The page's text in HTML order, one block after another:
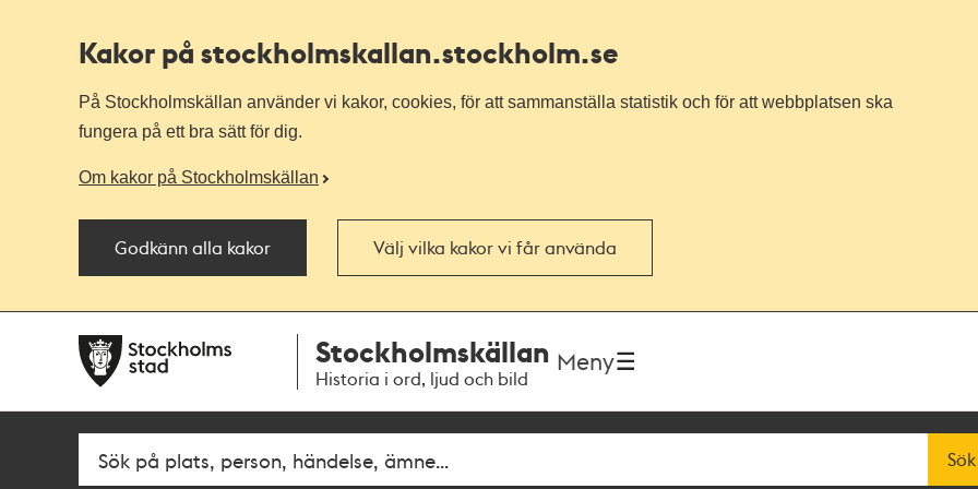
Kakor på stockholmskallan.stockholm.se
På Stockholmskällan använder vi kakor, cookies, för att sammanställa statistik och för att webbplatsen ska
fungera på ett bra sätt för dig.
Om kakor på Stockholmskällan
Godkänn alla kakor Välj vilka kakor vi får använda
navigationen
huvudinnehållet
Stockholmskällan
Historia i ord, ljud och bild
Meny
Fritextsök Sök